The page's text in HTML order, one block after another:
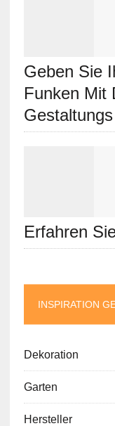
Geben Sie
Funken Mit
Erfahren
INSPIRATION
Dekoration
Garten
Hersteller